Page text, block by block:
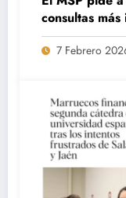
consultas
nuevo
7 Febrero